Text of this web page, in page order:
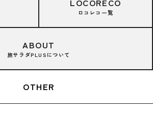
LOCORECO
ロコレコ一覧
ABOUT
旅サラダPLUSについて
OTHER